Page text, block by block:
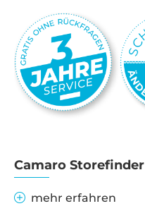
Camaro Storefinder
mehr erfahren